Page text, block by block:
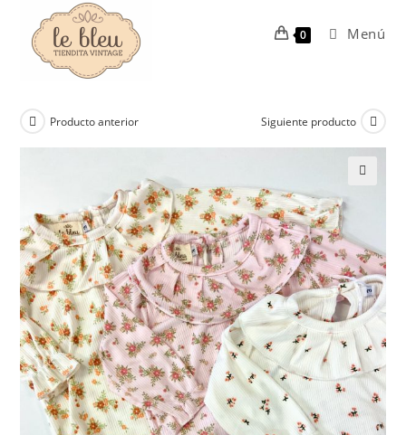
contenido
0 Menú
Producto anterior Siguiente producto